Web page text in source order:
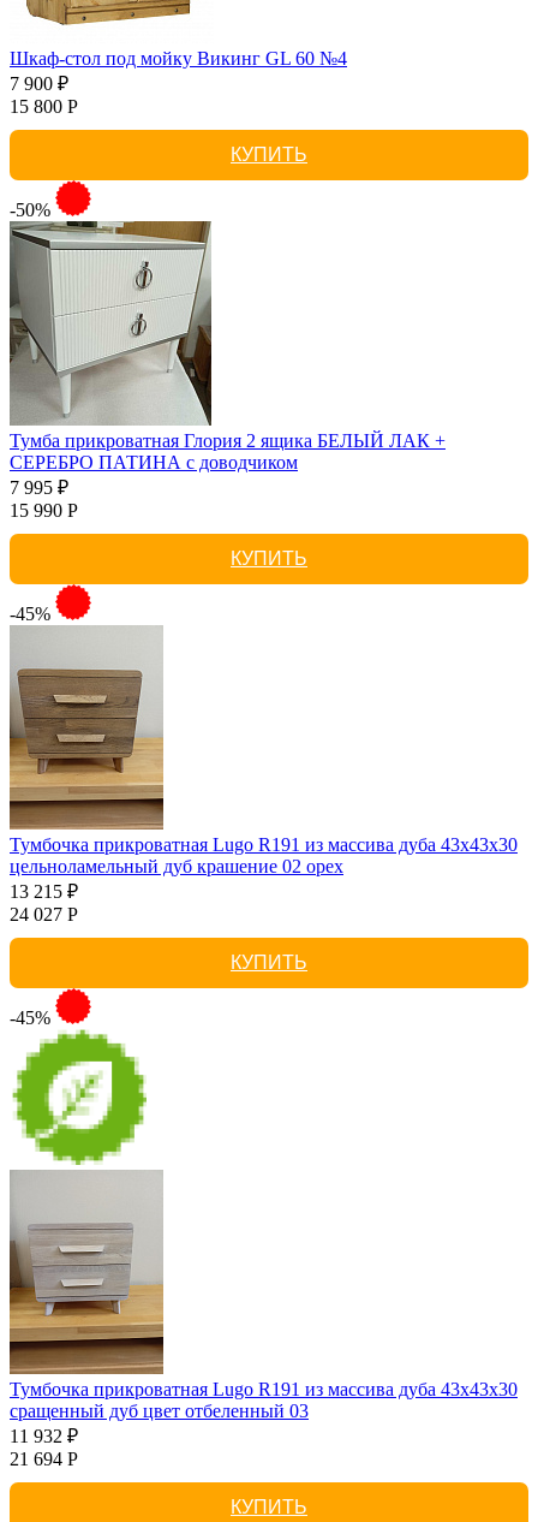
Шкаф-стол под мойку Викинг GL 60 №4
7 900 ₽
15 800 Р
КУПИТЬ
-50%
Тумба прикроватная Глория 2 ящика БЕЛЫЙ ЛАК +
СЕРЕБРО ПАТИНА с доводчиком
7 995 ₽
15 990 Р
КУПИТЬ
-45%
Тумбочка прикроватная Lugo R191 из массива дуба 43х43х30
цельноламельный дуб крашение 02 орех
13 215 ₽
24 027 Р
КУПИТЬ
-45%
Тумбочка прикроватная Lugo R191 из массива дуба 43х43х30
сращенный дуб цвет отбеленный 03
11 932 ₽
21 694 Р
КУПИТЬ